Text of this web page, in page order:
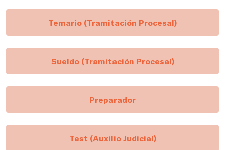
Temario (Tramitación Procesal)
Sueldo (Tramitación Procesal)
Preparador
Test (Auxilio Judicial)